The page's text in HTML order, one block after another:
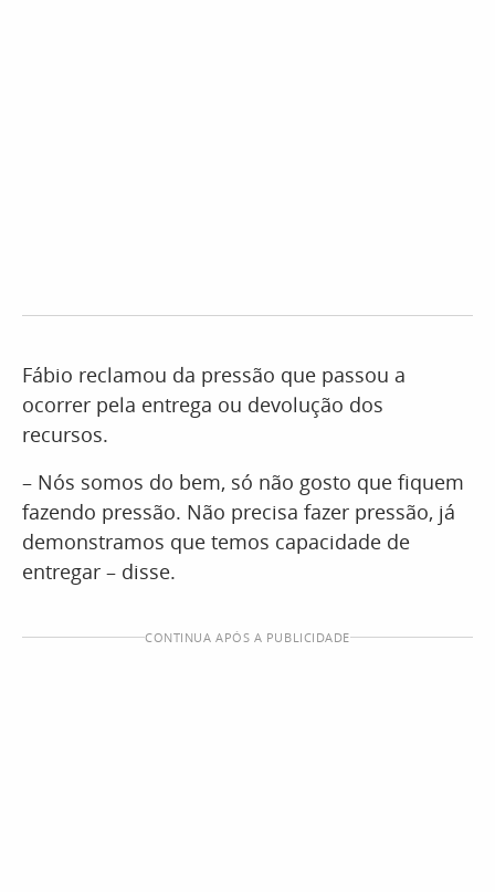
Fábio reclamou da pressão que passou a
ocorrer pela entrega ou devolução dos
recursos.
– Nós somos do bem, só não gosto que fiquem
fazendo pressão. Não precisa fazer pressão, já
demonstramos que temos capacidade de
entregar – disse.
CONTINUA APÓS A PUBLICIDADE